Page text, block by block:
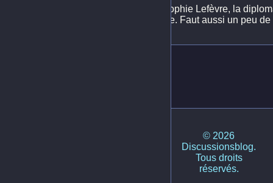
Sophie Lefèvre, la
vie. Faut aussi un peu
© 2026
Discussionsblog.
Tous droits
réservés.